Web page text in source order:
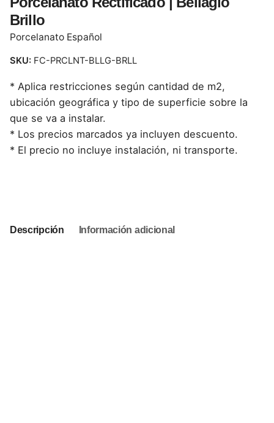
Brillo
Porcelanato Español
SKU: FC-PRCLNT-BLLG-BRLL
* Aplica restricciones según cantidad de m2,
ubicación geográfica y tipo de superficie sobre la
que se va a instalar.
* Los precios marcados ya incluyen descuento.
* El precio no incluye instalación, ni transporte.
Descripción Información adicional